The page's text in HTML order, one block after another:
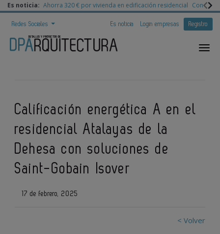
Es noticia: Ahorra 320 € por vivienda en edificación residencial
Redes Sociales Es noticia Login empresas Registro
Calificación energética A en el
residencial Atalayas de la
Dehesa con soluciones de
Saint-Gobain Isover
17 de febrero, 2025
< Volver